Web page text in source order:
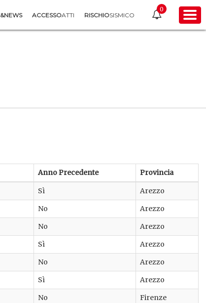
ACCESSOATTI RISCHIOSISMICO
0
Anno Precedente Provincia
Sì
Arezzo
No
Arezzo
No
Arezzo
Sì
Arezzo
No
Arezzo
Sì
Arezzo
No
Firenze